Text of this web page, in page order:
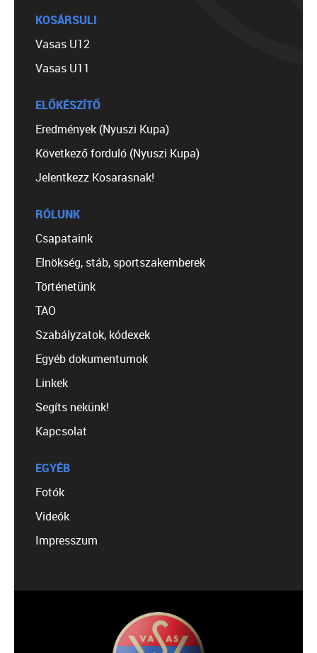
KOSÁRSULI
Vasas U12
Vasas U11
ELŐKÉSZÍTŐ
Eredmények (Nyuszi Kupa)
Következő forduló (Nyuszi Kupa)
Jelentkezz Kosarasnak!
RÓLUNK
Csapataink
Elnökség, stáb, sportszakemberek
Történetünk
TAO
Szabályzatok, kódexek
Egyéb dokumentumok
Linkek
Segíts nekünk!
Kapcsolat
EGYÉB
Fotók
Videók
Impresszum